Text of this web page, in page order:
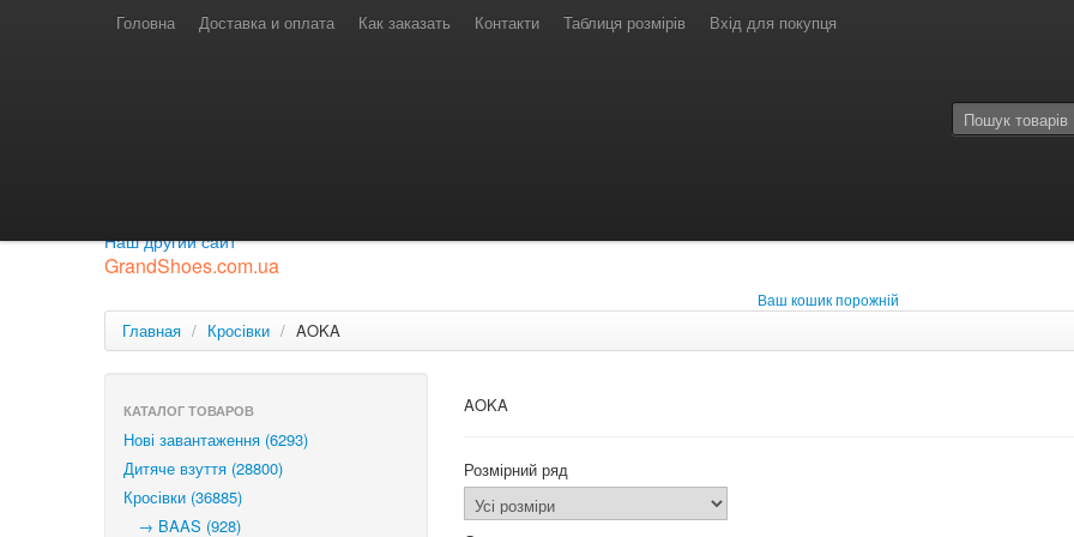
Головна Доставка и оплата Как заказать Контакти Таблиця розмірів Вхід для покупця
Лайф: (063) 527-76-88 МТС: (050) 967-41-33
Наш другий сайт
GrandShoes.com.ua
Ваш кошик порожній
Главная / Кросівки / AOKA
КАТАЛОГ ТОВАРОВ
Нові завантаження (6293)
Дитяче взуття (28800)
Кросівки (36885)
→ BAAS (928)
AOKA
Розмірний ряд